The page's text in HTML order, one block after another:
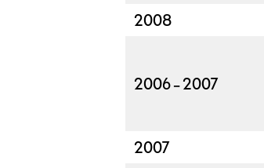
2008
2006 – 2007
2007